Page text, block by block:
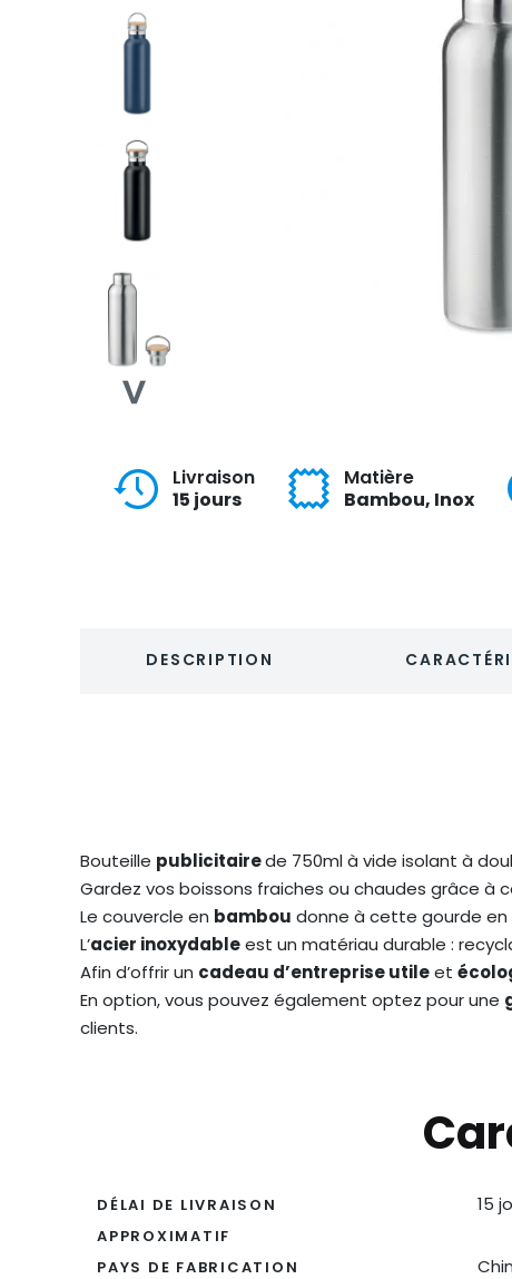
Livraison
15 jours
Matière
Bambou, Inox
DESCRIPTION
Bouteille publicitairede 750ml à vide isolant à
Gardez vos boissons fraiches ou chaudes grâce à
Le couvercle en bambou donne à cette gourde en
L’acier inoxydableest un matériau durable :
Afin d’offrir un cadeau d’entreprise utileet
En option, vous pouvez également optez pour une
clients.
DÉLAI DE LIVRAISON
APPROXIMATIF
15
PAYS DE FABRICATION